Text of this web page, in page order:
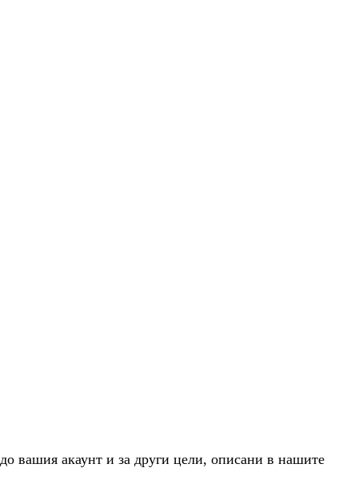
вашия акаунт и за други цели, описани в нашите